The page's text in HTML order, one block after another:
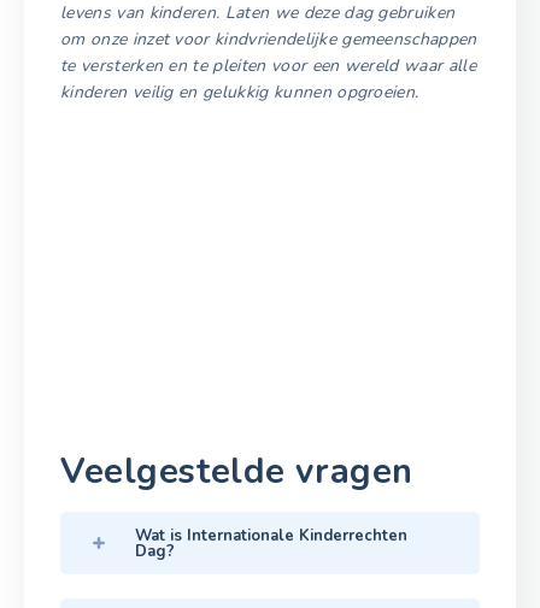
levens van kinderen. Laten we deze dag gebruiken
om onze inzet voor kindvriendelijke gemeenschappen
te versterken en te pleiten voor een wereld waar alle
kinderen veilig en gelukkig kunnen opgroeien.
Veelgestelde vragen
Wat is Internationale Kinderrechten
Dag?